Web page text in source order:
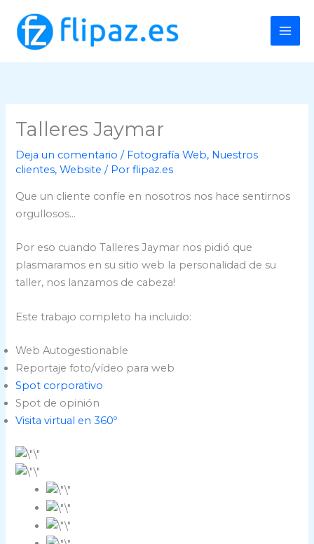
contenido
Talleres Jaymar
Deja un comentario / Fotografía Web, Nuestros
clientes,Website / Porflipaz.es
Que un cliente confíe en nosotros nos hace sentirnos
orgullosos…
Por eso cuando Talleres Jaymar nos pidió que
plasmaramos en su sitio web la personalidad de su
taller, nos lanzamos de cabeza!
Este trabajo completo ha incluido:
Web Autogestionable
Reportaje foto/vídeo para web
Spot corporativo
Spot de opinión
Visita virtual en 360º